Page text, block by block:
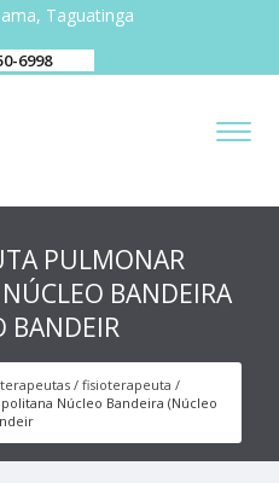
Taguatinga
6998
PULMONAR
BANDEIRA
BANDEIR
fisioterapeuta
Núcleo Bandeira (Núcleo